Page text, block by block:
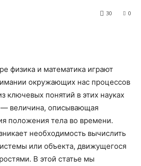
0
30
физика и математика играют
окружающих нас процессов
ключевых понятий в этих науках
— величина, описывающая
положения тела во времени.
необходимость вычислить
или объекта, движущегося
В этой статье мы